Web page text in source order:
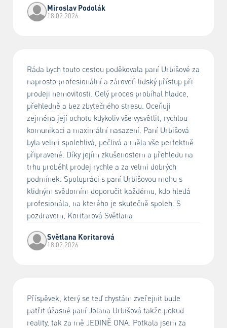
Miroslav Podolák
18.02.2026
Ráda bych touto cestou poděkovala paní Urbišové za
naprosto profesionální a zároveň lidský přístup při
prodeji nemovitosti. Celý proces probíhal hladce,
přehledně a bez zbytečného stresu. Oceňuji
zejména její ochotu kdykoliv vše vysvětlit, rychlou
komunikaci a maximální nasazení. Paní Urbišová
byla velmi spolehlivá, pečlivá a měla vše perfektně
připravené. Díky jejím zkušenostem a přehledu na
trhu proběhl prodej rychle a za velmi dobrých
podmínek. Spolupráci s paní Urbišovou mohu s
klidným svědomím doporučit každému, kdo hledá
profesionála, na kterého je skutečně spoleh. S
pozdravem, Koritarová Světlana
Světlana Koritarová
18.02.2026
Příspěvek, který se teď chystám zveřejnit bude
patřit úžasné paní Jolana Urbišová takže pokud
reality, tak za mě JEDINĚ ONA. Potkala jsem za